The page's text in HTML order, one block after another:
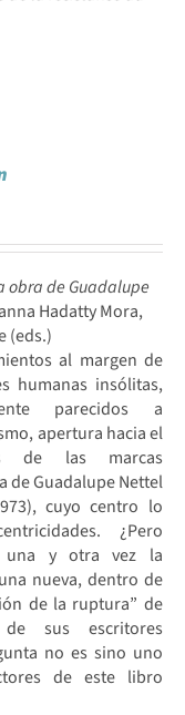
obra de Guadalupe
Hadatty Mora,
(eds.)
al margen de
humanas insólitas,
parecidos a
apertura hacia el
de las marcas
de Guadalupe Nettel
cuyo centro lo
¿Pero
una y otra vez la
nueva, dentro de
de la ruptura” de
sus escritores
no es sino uno
de este libro